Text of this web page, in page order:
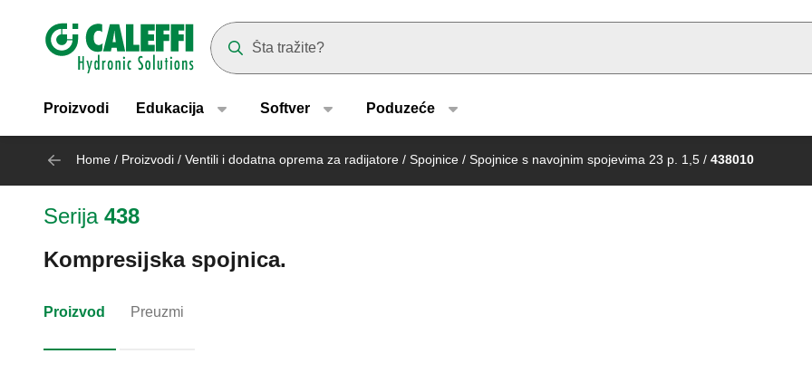
Header main navigation
Proizvodi Edukacija Softver Poduzeće
Home / Proizvodi / Ventili i dodatna oprema za radijatore / Spojnice / Spojnice s navojnim spojevima 23 p. 1,5 / 438010
Serija 438
Kompresijska spojnica.
Proizvod Preuzmi